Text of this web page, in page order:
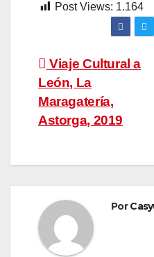
Post Views: 1.164
Navegación
de
entradas
Viaje Cultural a
León, La
Maragatería,
Astorga, 2019
Por